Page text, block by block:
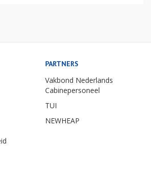
PARTNERS
Vakbond Nederlands
Cabinepersoneel
TUI
NEWHEAP